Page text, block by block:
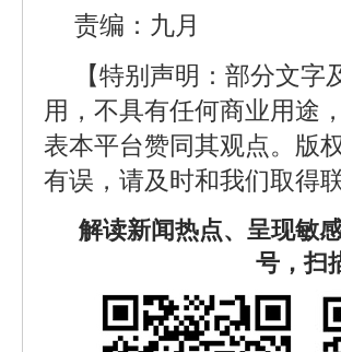
责编：九月
【特别声明：部分文
用，不具有任何商业用途
表本平台赞同其观点。版
有误，请及时和我们取得
解读新闻热点、呈现敏
号，扫